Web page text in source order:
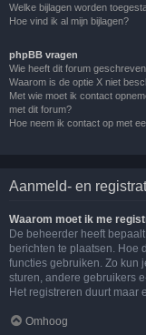
Welke bijlagen worden
Hoe vind ik al mijn bijlagen?
phpBB vragen
Wie heeft dit forum
Waarom is de optie X niet
Met wie moet ik contact
met dit forum?
Hoe neem ik contact op met
Aanmeld- en
Waarom moet ik me
De beheerder heeft
berichten te plaatsen. Hoe
functies gebruiken. Zo kun
sturen, andere gebruikers
Het registreren duurt maar
Omhoog